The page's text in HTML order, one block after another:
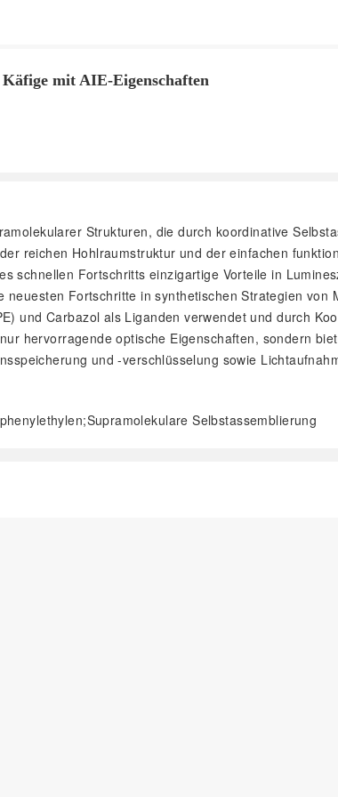
mit AIE-Eigenschaften
Strukturen, die durch koordinative
reichen Hohlraumstruktur und der einfachen
schnellen Fortschritts einzigartige Vorteile in
Fortschritte in synthetischen Strategien
und Carbazol als Liganden verwendet und durch
hervorragende optische Eigenschaften, sondern
und -verschlüsselung sowie
Selbstassemblierung